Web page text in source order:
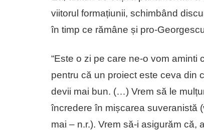
viitorul formațiunii, schimbând
în timp ce rămâne și pro-
“Este o zi pe care ne-o vom
pentru că un proiect este ceva din
devii mai bun. (…) Vrem să le
încredere în mișcarea suveranistă
mai – n.r.). Vrem să-i asigurăm